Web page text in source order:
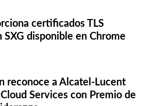
certificados TLS
SXG disponible en Chrome
reconoce a Alcatel-Lucent
Services con Premio de